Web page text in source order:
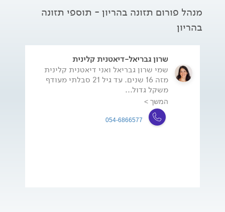
מנהל פורום תזונה בהריון - תוספי תזונה
בהריון
שרון גבריאל-דיאטנית קלינית
שמי שרון גבריאל ואני דיאטנית קלינית
מזה 16 שנים. עד גיל 21 סבלתי מעודף
משקל גדול...
המשך >
054-6866577